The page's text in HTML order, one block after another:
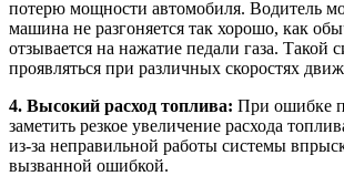
потерю мощности автомобиля. Водитель
машина не разгоняется так хорошо, как
отзывается на нажатие педали газа. Такой
проявляться при различных скоростях
4. Высокий расход топлива: При ошибке
заметить резкое увеличение расхода
из-за неправильной работы системы
вызванной ошибкой.